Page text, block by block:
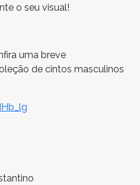
o seu visual!
uma breve
de cintos masculinos